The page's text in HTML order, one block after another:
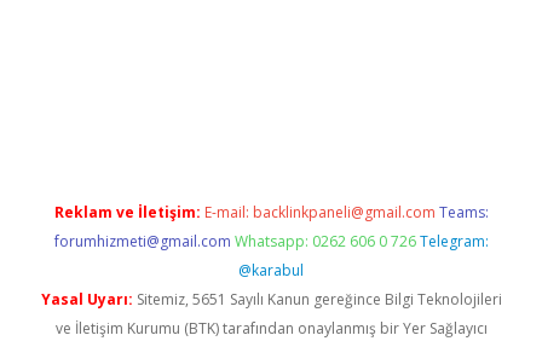
Reklam ve İletişim: E-mail: backlinkpaneli@gmail.com Teams:
forumhizmeti@gmail.com Whatsapp: 0262 606 0 726 Telegram:
@karabul
Yasal Uyarı: Sitemiz, 5651 Sayılı Kanun gereğince Bilgi Teknolojileri
ve İletişim Kurumu (BTK) tarafından onaylanmış bir Yer Sağlayıcı